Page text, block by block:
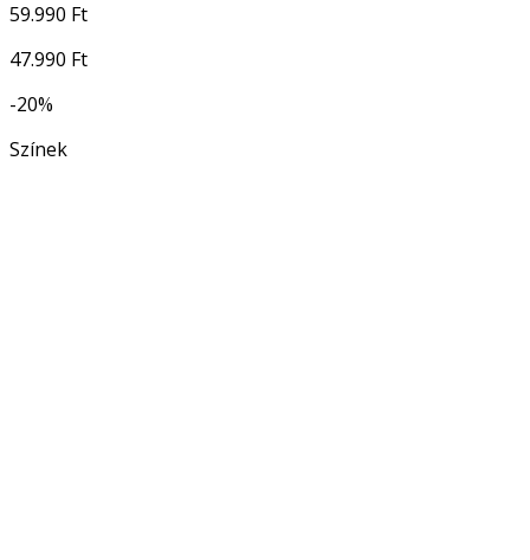
59.990 Ft
47.990 Ft
-20%
Színek